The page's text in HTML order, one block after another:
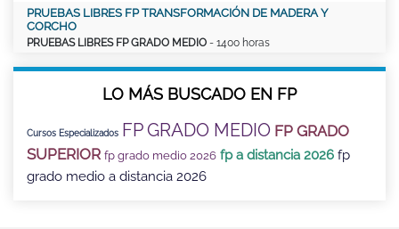
PRUEBAS LIBRES FP TRANSFORMACIÓN DE MADERA Y
CORCHO
PRUEBAS LIBRES FP GRADO MEDIO - 1400 horas
LO MÁS BUSCADO EN FP
Cursos Especializados FP GRADO MEDIO FP GRADO
SUPERIOR fp grado medio 2026 fp a distancia 2026 fp
grado medio a distancia 2026